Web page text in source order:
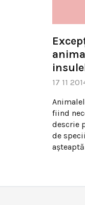
17 11
fiind
descrie
de